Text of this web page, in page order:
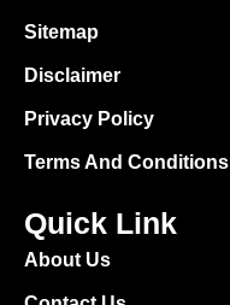
Sitemap
Disclaimer
Privacy Policy
Terms And Conditions
Quick Link
About Us